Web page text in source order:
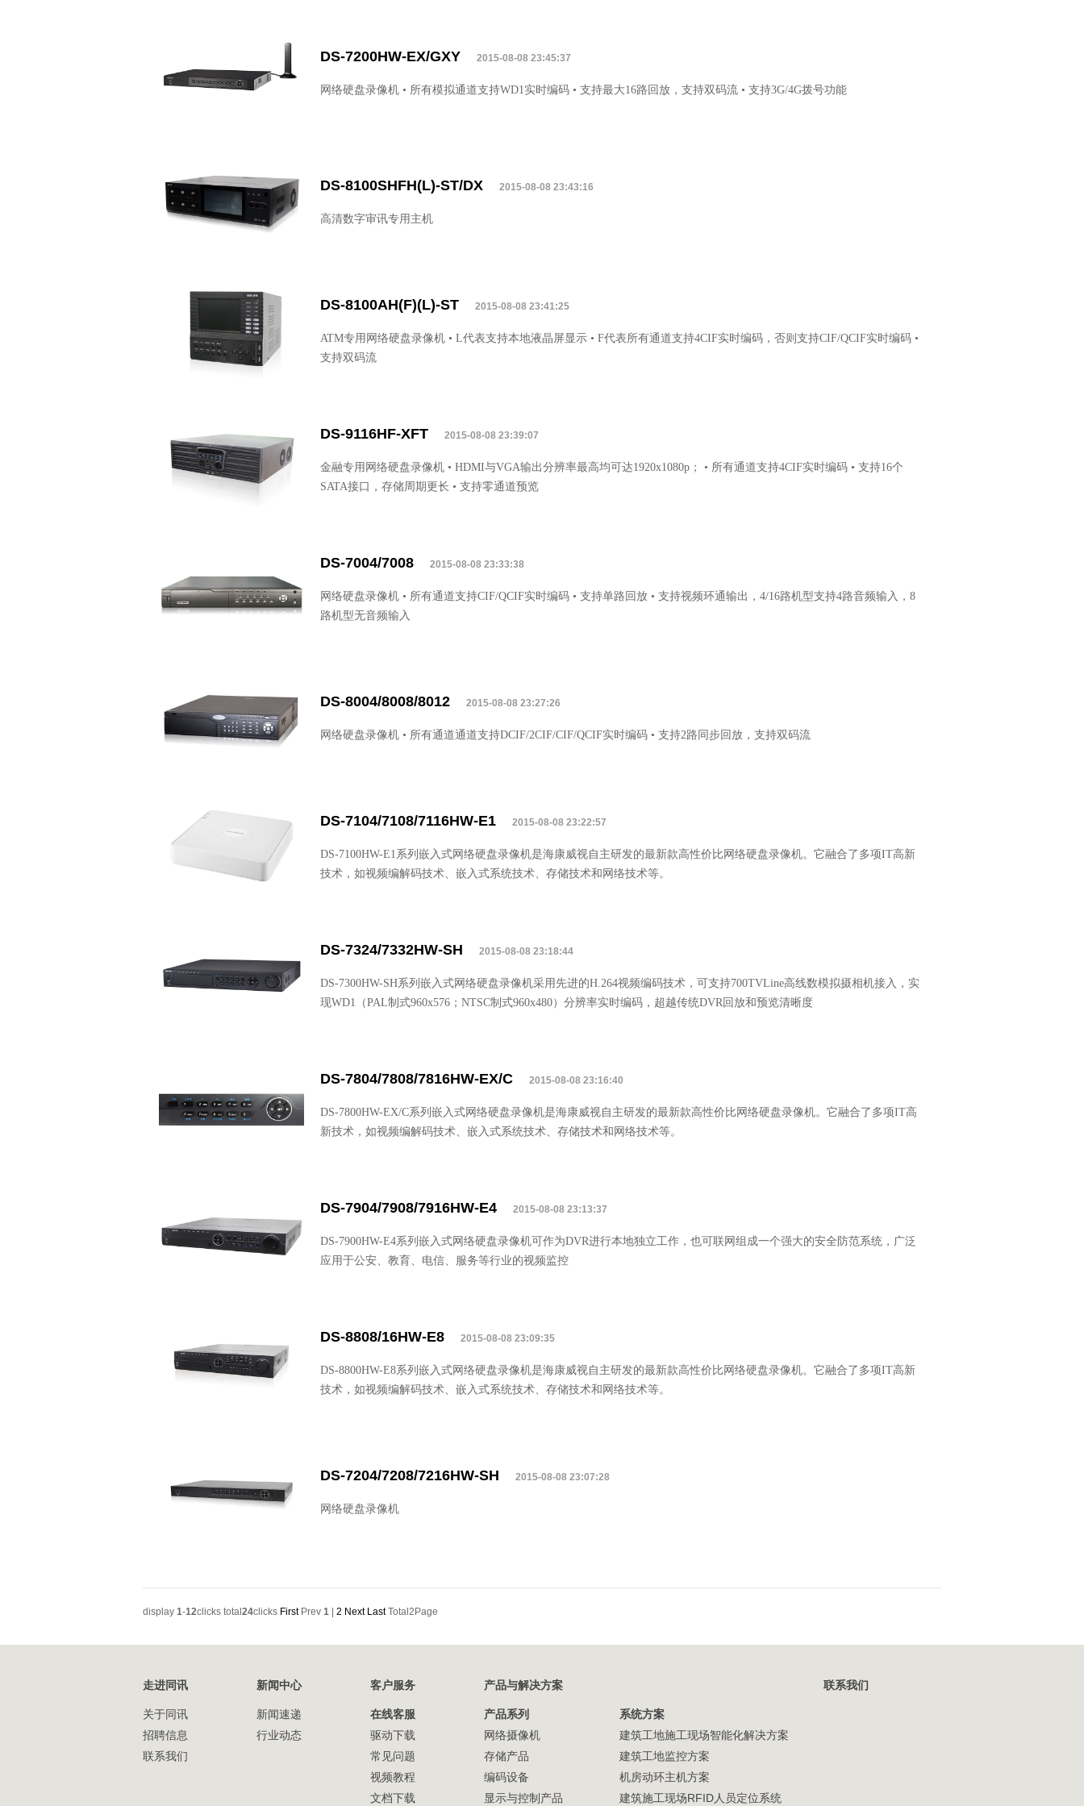
DS-7200HW-EX/GXY 2015-08-08 23:45:37
网络硬盘录像机 • 所有模拟通道支持WD1实时编码 • 支持最大16路回放，支持双码流 • 支持3G/4G拨号功能
DS-8100SHFH(L)-ST/DX 2015-08-08 23:43:16
高清数字审讯专用主机
DS-8100AH(F)(L)-ST 2015-08-08 23:41:25
ATM专用网络硬盘录像机 • L代表支持本地液晶屏显示 • F代表所有通道支持4CIF实时编码，否则支持CIF/QCIF实时编码 •
支持双码流
DS-9116HF-XFT 2015-08-08 23:39:07
金融专用网络硬盘录像机 • HDMI与VGA输出分辨率最高均可达1920x1080p； • 所有通道支持4CIF实时编码 • 支持16个
SATA接口，存储周期更长 • 支持零通道预览
DS-7004/7008 2015-08-08 23:33:38
网络硬盘录像机 • 所有通道支持CIF/QCIF实时编码 • 支持单路回放 • 支持视频环通输出，4/16路机型支持4路音频输入，8
路机型无音频输入
DS-8004/8008/8012 2015-08-08 23:27:26
网络硬盘录像机 • 所有通道通道支持DCIF/2CIF/CIF/QCIF实时编码 • 支持2路同步回放，支持双码流
DS-7104/7108/7116HW-E1 2015-08-08 23:22:57
DS-7100HW-E1系列嵌入式网络硬盘录像机是海康威视自主研发的最新款高性价比网络硬盘录像机。它融合了多项IT高新
技术，如视频编解码技术、嵌入式系统技术、存储技术和网络技术等。
DS-7324/7332HW-SH 2015-08-08 23:18:44
DS-7300HW-SH系列嵌入式网络硬盘录像机采用先进的H.264视频编码技术，可支持700TVLine高线数模拟摄相机接入，实
现WD1（PAL制式960x576；NTSC制式960x480）分辨率实时编码，超越传统DVR回放和预览清晰度
DS-7804/7808/7816HW-EX/C 2015-08-08 23:16:40
DS-7800HW-EX/C系列嵌入式网络硬盘录像机是海康威视自主研发的最新款高性价比网络硬盘录像机。它融合了多项IT高
新技术，如视频编解码技术、嵌入式系统技术、存储技术和网络技术等。
DS-7904/7908/7916HW-E4 2015-08-08 23:13:37
DS-7900HW-E4系列嵌入式网络硬盘录像机可作为DVR进行本地独立工作，也可联网组成一个强大的安全防范系统，广泛
应用于公安、教育、电信、服务等行业的视频监控
DS-8808/16HW-E8 2015-08-08 23:09:35
DS-8800HW-E8系列嵌入式网络硬盘录像机是海康威视自主研发的最新款高性价比网络硬盘录像机。它融合了多项IT高新
技术，如视频编解码技术、嵌入式系统技术、存储技术和网络技术等。
DS-7204/7208/7216HW-SH 2015-08-08 23:07:28
网络硬盘录像机
display 1-12clicks total 24clicks FirstPrev 1 2 Next LastTotal2Page
走进同讯
关于同讯
招聘信息
联系我们
新闻中心
新闻速递
行业动态
客户服务
在线客服
驱动下载
常见问题
视频教程
文档下载
产品与解决方案
产品系列
网络摄像机
存储产品
编码设备
显示与控制产品
系统方案
建筑工地施工现场智能化解决方案
建筑工地监控方案
机房动环主机方案
建筑施工现场RFID人员定位系统
联系我们